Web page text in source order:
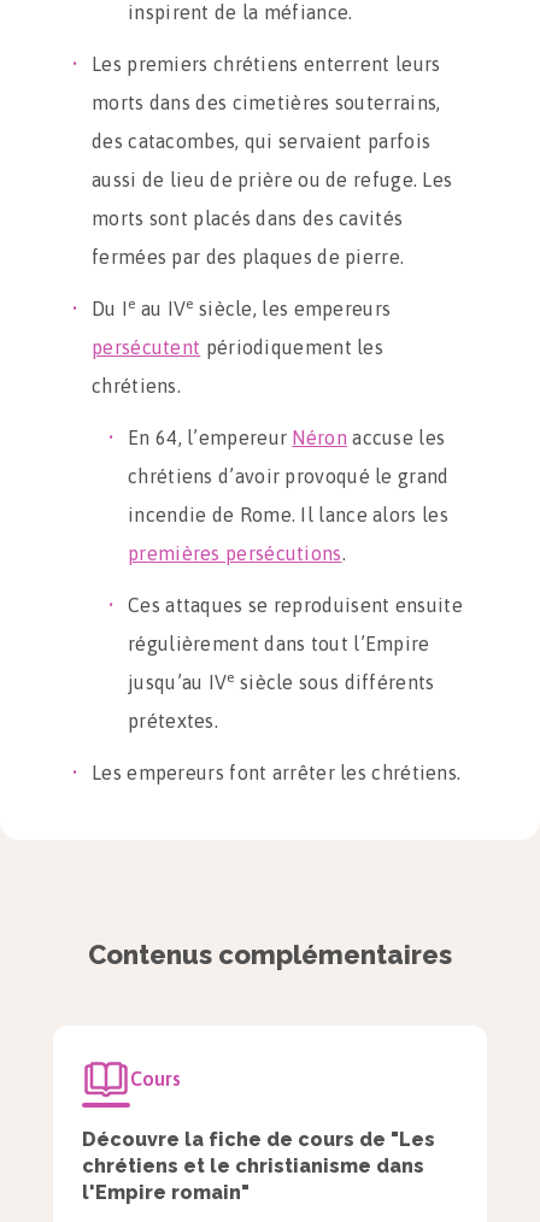
inspirent de la méfiance.
Les premiers chrétiens enterrent leurs
morts dans des cimetières souterrains,
des catacombes, qui servaient parfois
aussi de lieu de prière ou de refuge. Les
morts sont placés dans des cavités
fermées par des plaques de pierre.
Du I e au IVe siècle, les empereurs
persécutent périodiquement les
chrétiens.
En 64, l’empereur Néron accuse les
chrétiens d’avoir provoqué le grand
incendie de Rome. Il lance alors les
premières persécutions.
Ces attaques se reproduisent ensuite
régulièrement dans tout l’Empire
jusqu’au IVe siècle sous différents
prétextes.
Les empereurs font arrêter les chrétiens.
nouvelles conversions.
L’Empire romain devient
chrétien
Contenus complémentaires
Cours
Découvre la fiche de cours de "Les
chrétiens et le christianisme dans
l'Empire romain"